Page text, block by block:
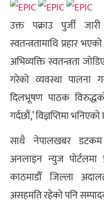
उक्त पक्राउ पुर्जी
स्वतन्त्रतामाथि प्रहार
अभिव्यक्ति स्वतन्त्रता
गरेको व्यवस्था पालना
दिलभूषण पाठक
गर्दछौं,’ विज्ञप्तिमा
साथै नेपालखबर
अनलाइन न्युज पोर्टलमा
काठमाडौँ जिल्ला
असहमति रहेको पनि